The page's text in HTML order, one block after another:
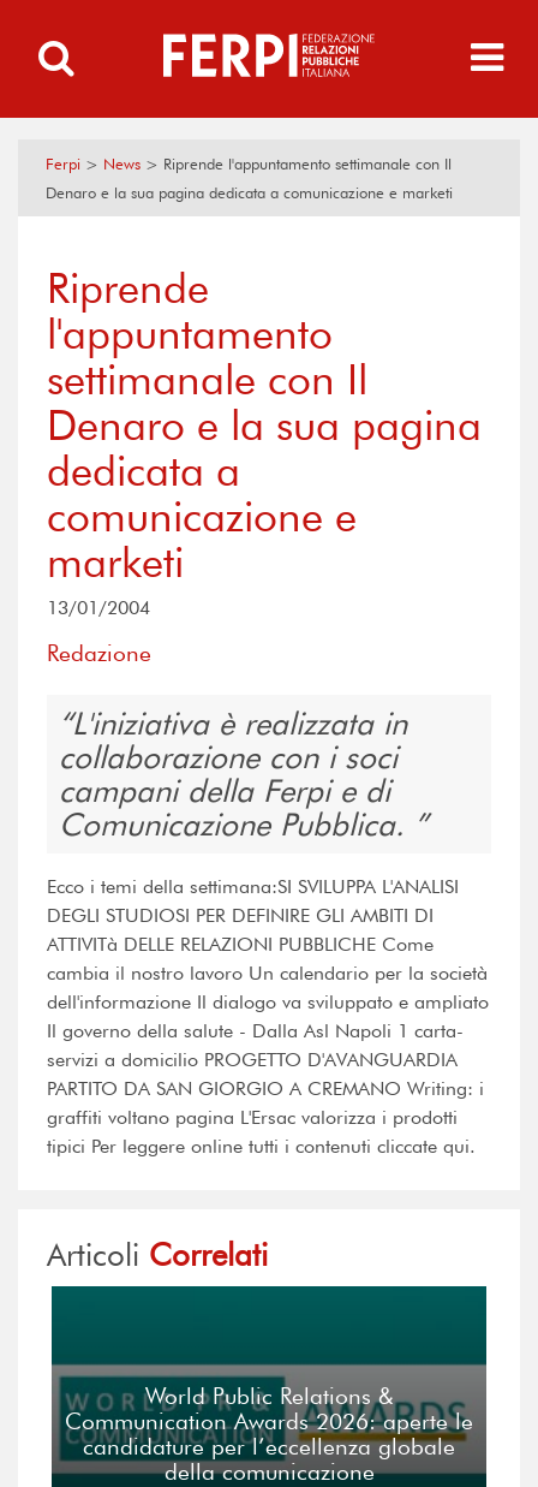
Ferpi > News > Riprende l'appuntamento settimanale con Il
Denaro e la sua pagina dedicata a comunicazione e marketi
Riprende
l'appuntamento
settimanale con Il
Denaro e la sua pagina
dedicata a
comunicazione e
marketi
13/01/2004
Redazione
L'iniziativa è realizzata in
collaborazione con i soci
campani della Ferpi e di
Comunicazione Pubblica.
Ecco i temi della settimana:SI SVILUPPA L'ANALISI
DEGLI STUDIOSI PER DEFINIRE GLI AMBITI DI
ATTIVITà DELLE RELAZIONI PUBBLICHE Come
cambia il nostro lavoro Un calendario per la società
dell'informazione Il dialogo va sviluppato e ampliato
Il governo della salute - Dalla Asl Napoli 1 carta-
servizi a domicilio PROGETTO D'AVANGUARDIA
PARTITO DA SAN GIORGIO A CREMANO Writing: i
graffiti voltano pagina L'Ersac valorizza i prodotti
tipici Per leggere online tutti i contenuti cliccate qui.
Articoli Correlati
World Public Relations &
Communication Awards 2026: aperte le
candidature per l’eccellenza globale
della comunicazione